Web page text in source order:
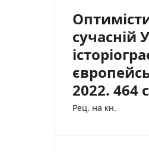
сучасній
2022. 464
Рец. на кн.